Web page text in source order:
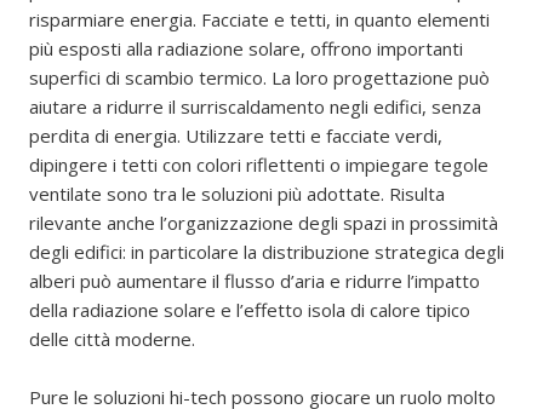
risparmiare energia. Facciate e tetti, in quanto elementi
più esposti alla radiazione solare, offrono importanti
superfici di scambio termico. La loro progettazione può
aiutare a ridurre il surriscaldamento negli edifici, senza
perdita di energia. Utilizzare tetti e facciate verdi,
dipingere i tetti con colori riflettenti o impiegare tegole
ventilate sono tra le soluzioni più adottate. Risulta
rilevante anche l’organizzazione degli spazi in prossimità
degli edifici: in particolare la distribuzione strategica degli
alberi può aumentare il flusso d’aria e ridurre l’impatto
della radiazione solare e l’effetto isola di calore tipico
delle città moderne.
Pure le soluzioni hi-tech possono giocare un ruolo molto